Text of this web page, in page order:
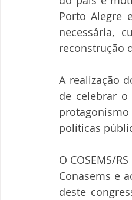
Porto Alegre
necessária,
reconstrução
A realização
de celebrar o
políticas
O COSEMS/
Conasems e
deste